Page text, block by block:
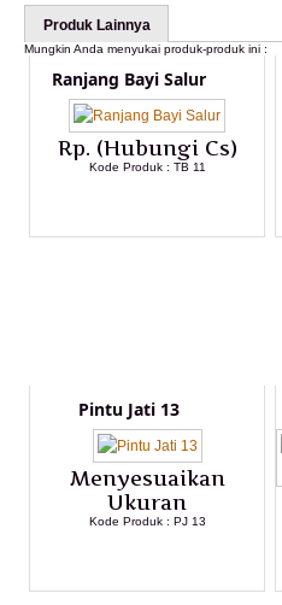
Produk Lainnya
Mungkin Anda menyukai produk-produk ini :
Ranjang Bayi Salur
Rp. (Hubungi Cs)
Kode Produk : TB 11
Pintu Jati 13
Menyesuaikan
Ukuran
Kode Produk : PJ 13